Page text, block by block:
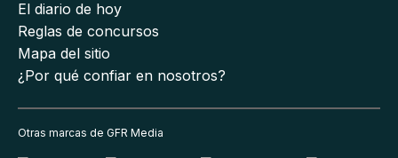
El diario de hoy
Reglas de concursos
Mapa del sitio
¿Por qué confiar en nosotros?
Otras marcas de GFR Media